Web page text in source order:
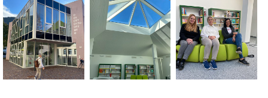
Terlan_IMG_8347-(2) Terlan_IMG_8347-(9) Terlan_IMG_8347-(11)